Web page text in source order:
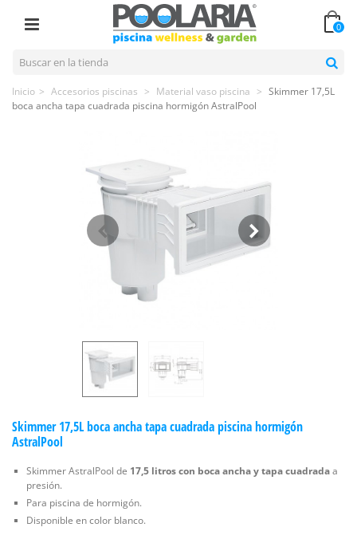
0
Inicio > Accesorios piscinas > Material vaso piscina > Skimmer 17,5L
boca ancha tapa cuadrada piscina hormigón AstralPool
Skimmer 17,5L boca ancha tapa cuadrada piscina hormigón
AstralPool
Skimmer AstralPool de 17,5 litros con boca ancha y tapa cuadradaa
presión.
Para piscina de hormigón.
Disponible en color blanco.